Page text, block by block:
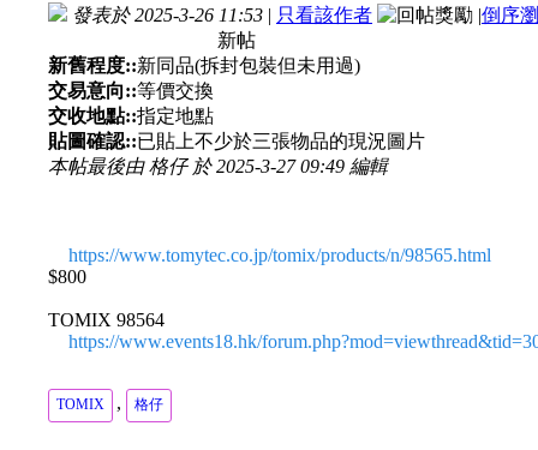
發表於 2025-3-26 11:53 | 只看該作者 |倒序
新帖
新舊程度::新同品(拆封包裝但未用過)
交易意向::等價交換
交收地點::指定地點
貼圖確認::已貼上不少於三張物品的現況圖片
本帖最後由 格仔 於 2025-3-27 09:49 編輯
https://www.tomytec.co.jp/tomix/products/n/98565.html
$800
TOMIX 98564
https://www.events18.hk/
TOMIX , 格仔